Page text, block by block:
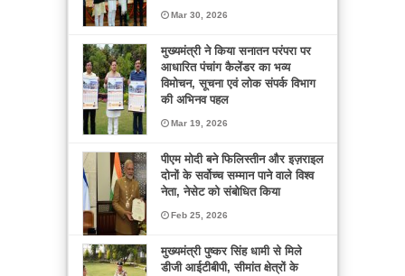
Mar 30, 2026
मुख्यमंत्री ने किया सनातन परंपरा पर
आधारित पंचांग कैलेंडर का भव्य
विमोचन, सूचना एवं लोक संपर्क विभाग
की अभिनव पहल
Mar 19, 2026
पीएम मोदी बने फिलिस्तीन और इज़राइल
दोनों के सर्वोच्च सम्मान पाने वाले विश्व
नेता, नेसेट को संबोधित किया
Feb 25, 2026
मुख्यमंत्री पुष्कर सिंह धामी से मिले
डीजी आईटीबीपी, सीमांत क्षेत्रों के